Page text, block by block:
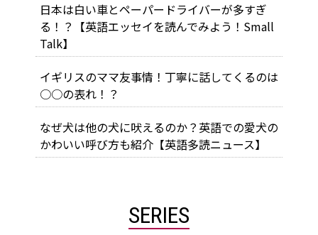
日本は白い車とペーパードライバーが多すぎ
る！？【英語エッセイを読んでみよう！Small
Talk】
イギリスのママ友事情！丁寧に話してくるのは
○○の表れ！？
なぜ犬は他の犬に吠えるのか？英語での愛犬の
かわいい呼び方も紹介【英語多読ニュース】
SERIES